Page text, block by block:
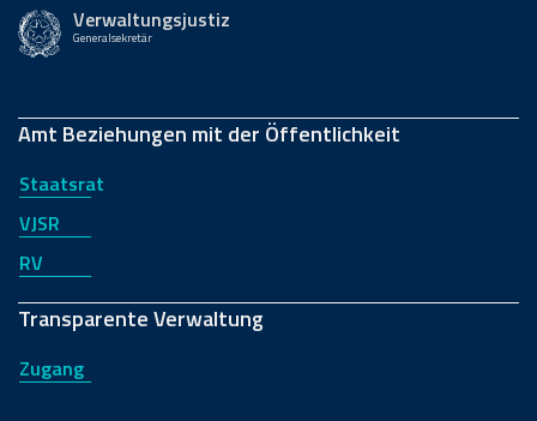
Verwaltungsjustiz
Generalsekretär
Amt Beziehungen mit der Öffentlichkeit
Staatsrat
VJSR
RV
Transparente Verwaltung
Zugang